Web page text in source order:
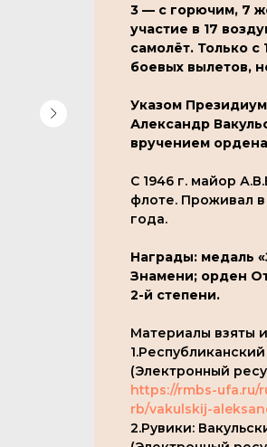
3 — с горючим, 7
участие в 17
самолёт. Только с
боевых вылетов,
Указом
Александр
вручением
С 1946 г. майор
флоте. Проживал
года.
Награды: медаль
Знамени; орден
2-й степени.
Материалы взяты
(Электронный
https://rmbs-
rb/vakulskij-
2.Рувики: